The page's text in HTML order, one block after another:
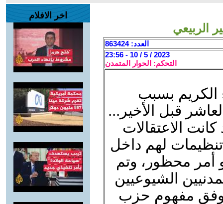
الربيعي
العدد: 863424
2023 / 5 / 10 - 23:56
التحكم: الحوار المتمدن
الكريم بسبب
قبل الأخير...
الاعتقالات
لهم داخل
أمر محظور، وتم
والمدنيين الشيوعيين
وفق مفهوم حزب
اخر الافلام